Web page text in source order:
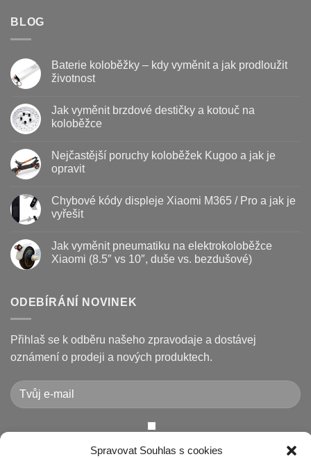
Spravovat Souhlas s cookies
BLOG
Baterie koloběžky – kdy vyměnit a jak prodloužit
životnost
textu
s
koloběžky
kdy
jak
prodloužit
životnost
Jak vyměnit brzdové destičky a kotouč na
koloběžce
u
textu
s
vyměnit
brzdové
destičky
na
koloběžce
Nejčastější poruchy koloběžek Kugoo a jak je
opravit
u
textu
s
poruchy
koloběžek
Kugoo
opravit
Chybové kódy displeje Xiaomi M365 / Pro a jak je
vyřešit
textu
s
displeje
Xiaomi
Pro
a
jak
je
Jak vyměnit pneumatiku na elektrokoloběžce
Xiaomi (8.5″ vs 10″, duše vs. bezdušové)
textu
s
vyměnit
pneumatiku
na
elektrokoloběžce
(8.5″
vs
10″,
duše
ODEBÍRÁNÍ NOVINEK
Přihlaš se k odběru našeho zpravodaje a dostávej
oznámení o prodeji a nových produktech.
Chcete-li odeslat tento formulář, musíte přijmout naše